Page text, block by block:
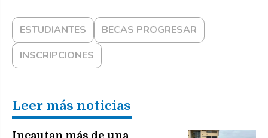
ESTUDIANTES
BECAS PROGRESAR
INSCRIPCIONES
Leer más noticias
Incautan más de una